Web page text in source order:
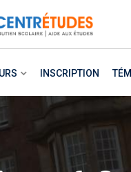
INSCRIPTION